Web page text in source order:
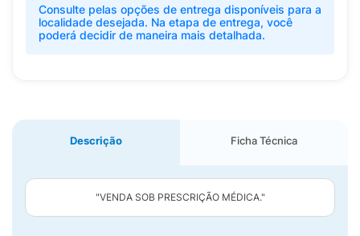
Consulte pelas opções de entrega disponíveis para a
localidade desejada. Na etapa de entrega, você
poderá decidir de maneira mais detalhada.
Descrição Ficha Técnica
"VENDA SOB PRESCRIÇÃO MÉDICA."